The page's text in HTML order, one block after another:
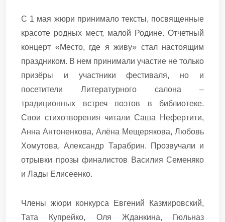
С 1 мая жюри принимало тексты, посвященные
красоте родных мест, малой Родине. Отчетный
концерт «Место, где я живу» стал настоящим
праздником. В нем принимали участие не только
призёры и участники фестиваля, но и
посетители Литературного салона –
традиционных встреч поэтов в библиотеке.
Свои стихотворения читали Саша Нефертити,
Анна Антоненкова, Алëна Мещерякова, Любовь
Хомутова, Александр Тарабрин. Прозвучали и
отрывки прозы финалистов Василия Семеняко
и Лады Елисеенко.
Члены жюри конкурса Евгений Казмировский,
Тата Купрейко, Оля Жданкина, Гюльназ